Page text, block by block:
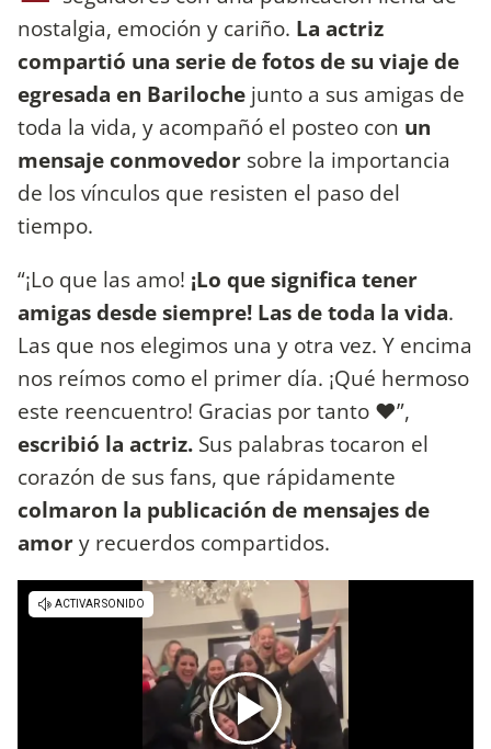
nostalgia, emoción y cariño. La actriz
compartió una serie de fotos de su viaje de
egresada en Bariloche junto a sus amigas de
toda la vida, y acompañó el posteo con un
mensaje conmovedor sobre la importancia
de los vínculos que resisten el paso del
tiempo.
“¡Lo que las amo! ¡Lo que significa tener
amigas desde siempre! Las de toda la vida.
Las que nos elegimos una y otra vez. Y encima
nos reímos como el primer día. ¡Qué hermoso
este reencuentro! Gracias por tanto ❤️”,
escribió la actriz. Sus palabras tocaron el
corazón de sus fans, que rápidamente
colmaron la publicación de mensajes de
amory recuerdos compartidos.